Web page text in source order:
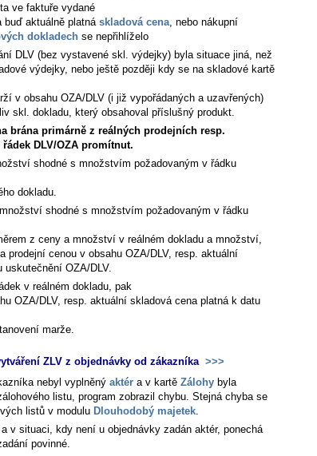
ve faktuře vydané
buď aktuálně platná skladová cena , nebo nákupní
dokladech se nepřihlíželo
DLV (bez vystavené skl. výdejky) byla situace jiná, než
výdejky, nebo ještě později kdy se na skladové kartě
v obsahu OZA/DLV (i již vypořádaných a uzavřených)
skl. dokladu, který obsahoval příslušný produkt.
brána primárně z reálných prodejních resp.
DLV/OZA promítnut.
shodné s množstvím požadovaným v řádku
dokladu.
shodné s množstvím požadovaným v řádku
z ceny a množství v reálném dokladu a množství,
prodejní cenou v obsahu OZA/DLV, resp. aktuální
OZA/DLV.
v reálném dokladu, pak
OZA/DLV, resp. aktuální skladová cena platná k datu
marže.
ZLV z objednávky od zákazníka >>>
nebyl vyplněný aktér a v kartě Zálohy byla
listu, program zobrazil chybu. Stejná chyba se
listů v modulu Dlouhodobý majetek
v situaci, kdy není u objednávky zadán aktér, ponechá
povinné.